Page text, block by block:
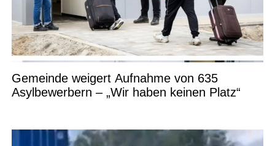
Gemeinde weigert Aufnahme von 635
Asylbewerbern – „Wir haben keinen Platz“